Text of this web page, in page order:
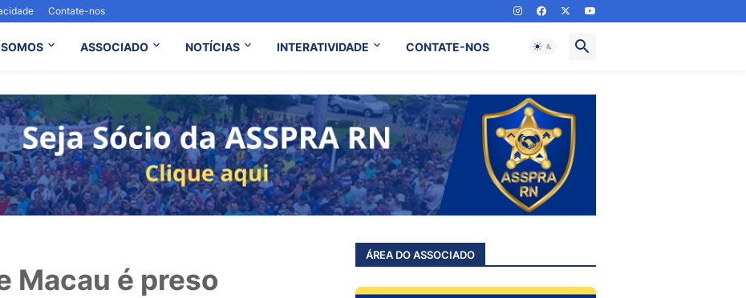
Contate-nos
ASSOCIADO NOTÍCIAS INTERATIVIDADE CONTATE-NOS
Macau é preso
ÁREA DO ASSOCIADO